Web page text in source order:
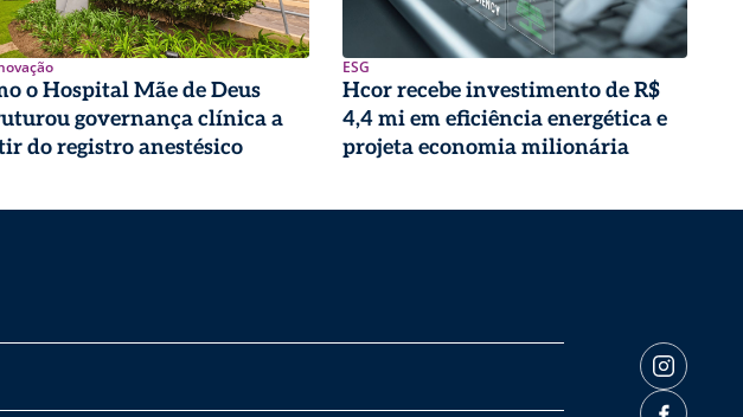
o Hospital Mãe de Deus
governança clínica a
do registro anestésico
ESG
Hcor recebe investimento de R$
4,4 mi em eficiência energética e
projeta economia milionária